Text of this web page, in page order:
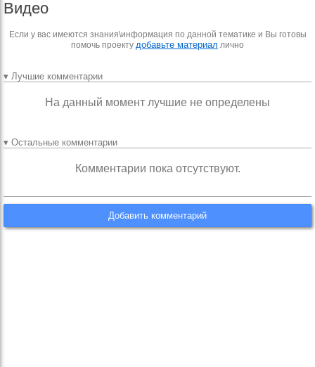
Видео
Если у вас имеются знания\информация по данной тематике и Вы готовы
помочь проекту добавьте материал лично
▾ Лучшие комментарии
На данный момент лучшие не определены
▾ Остальные комментарии
Комментарии пока отсутствуют.
Добавить комментарий